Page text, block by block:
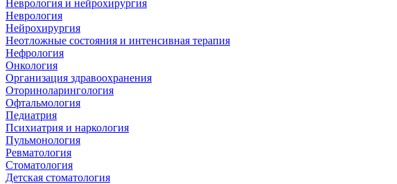
Неврология и нейрохирургия
Неврология
Нейрохирургия
Неотложные состояния и интенсивная терапия
Нефрология
Онкология
Организация здравоохранения
Оториноларингология
Офтальмология
Педиатрия
Психиатрия и наркология
Пульмонология
Ревматология
Стоматология
Детская стоматология